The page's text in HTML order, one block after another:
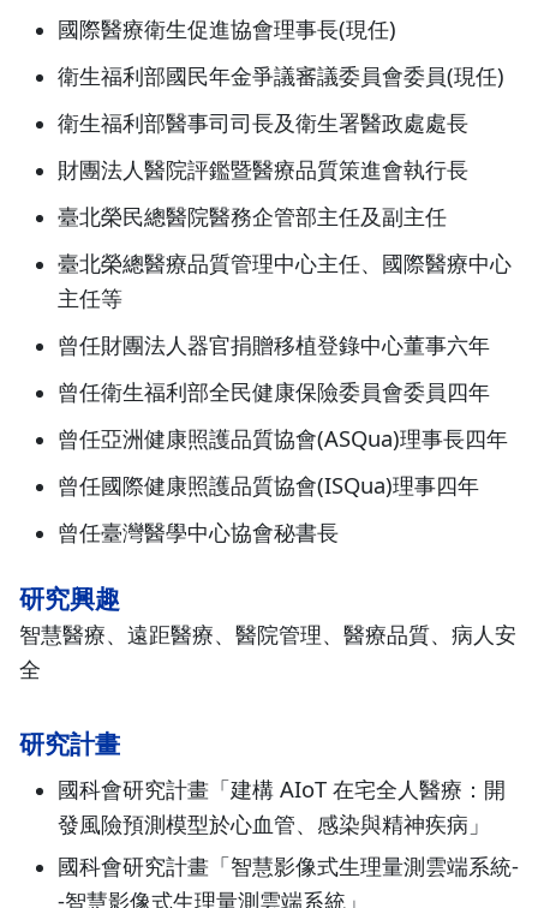
國際醫療衛生促進協會理事長(現任)
衛生福利部國民年金爭議審議委員會委員(現任)
衛生福利部醫事司司長及衛生署醫政處處長
財團法人醫院評鑑暨醫療品質策進會執行長
臺北榮民總醫院醫務企管部主任及副主任
臺北榮總醫療品質管理中心主任、國際醫療中心
主任等
曾任財團法人器官捐贈移植登錄中心董事六年
曾任衛生福利部全民健康保險委員會委員四年
曾任亞洲健康照護品質協會(ASQua)理事長四年
曾任國際健康照護品質協會(ISQua)理事四年
曾任臺灣醫學中心協會秘書長
研究興趣
智慧醫療、遠距醫療、醫院管理、醫療品質、病人安
全
研究計畫
國科會研究計畫「建構 AIoT 在宅全人醫療：開
發風險預測模型於心血管、感染與精神疾病」
國科會研究計畫「智慧影像式生理量測雲端系統-
-智慧影像式生理量測雲端系統」